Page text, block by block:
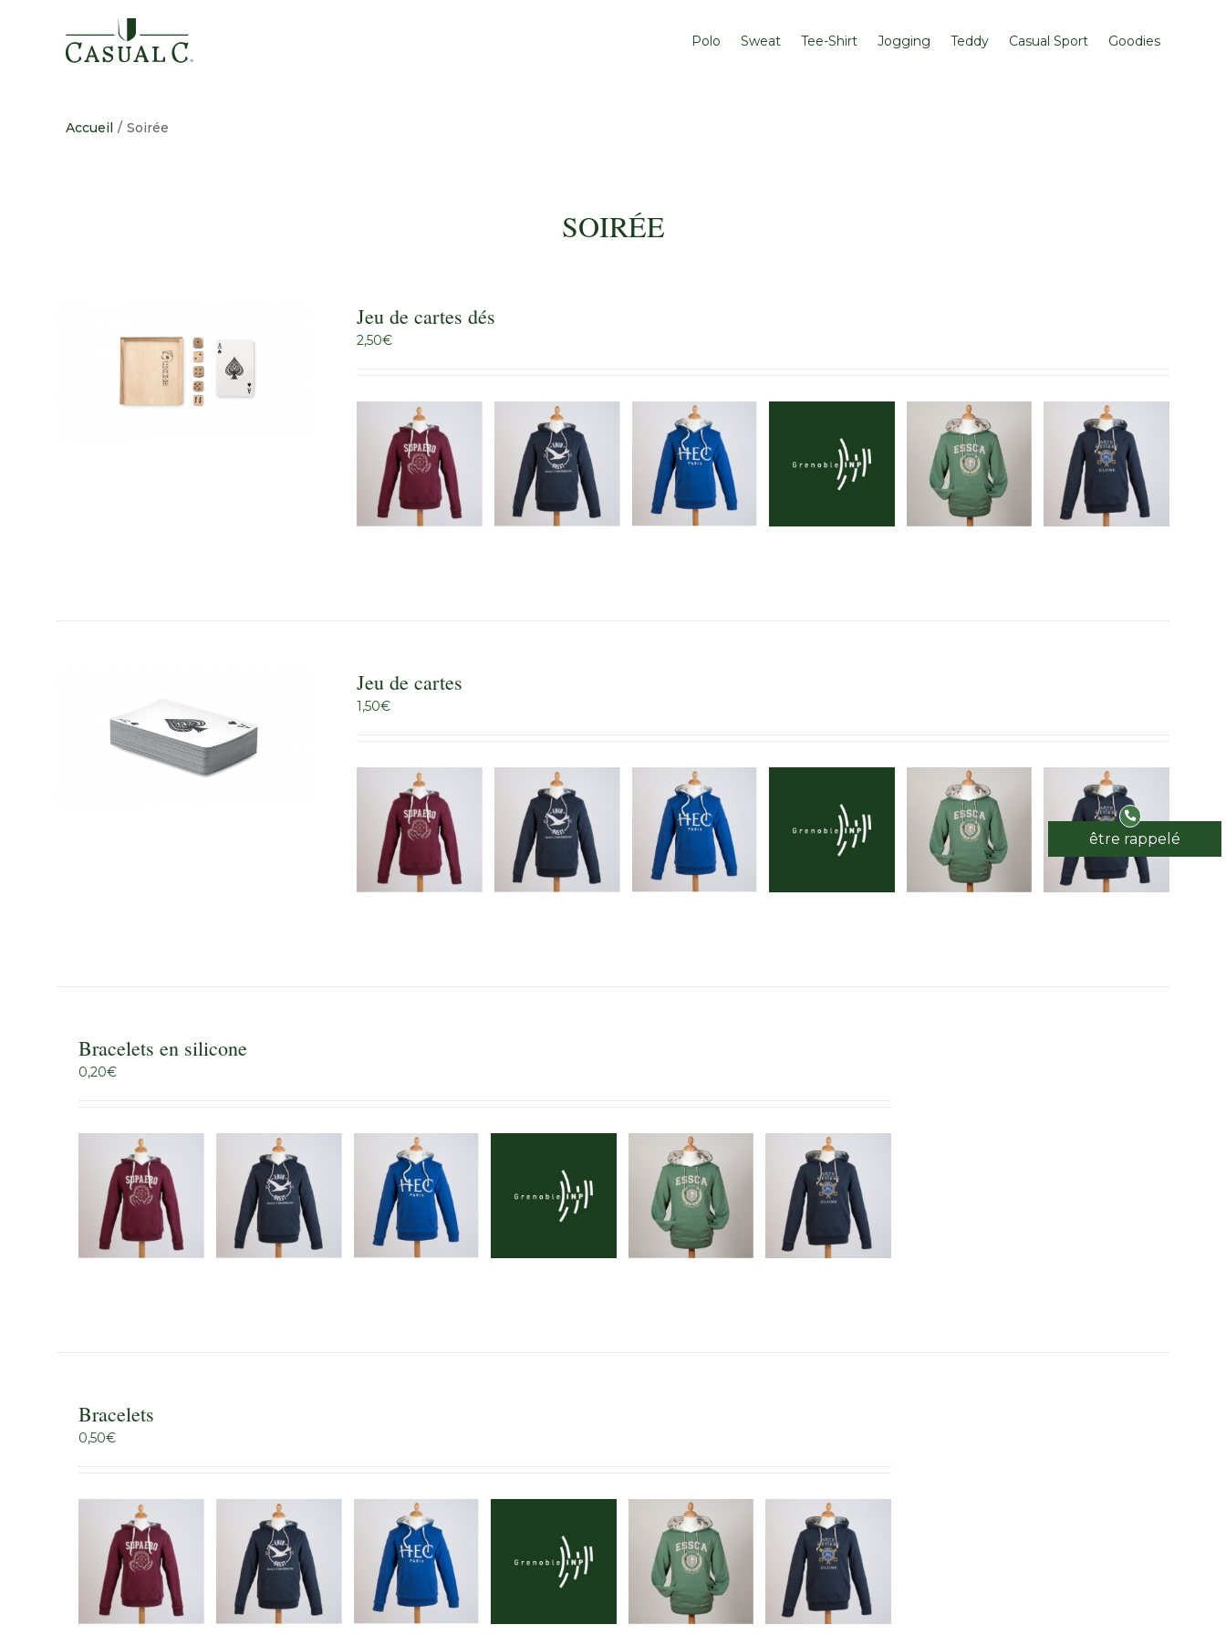
être rappelé
Polo Sweat Tee-Shirt Jogging Teddy Casual Sport Goodies
Accueil / Soirée
SOIRÉE
Jeu de cartes dés
2,50€
Jeu de cartes
1,50€
Bracelets en silicone
0,20€
Bracelets
0,50€